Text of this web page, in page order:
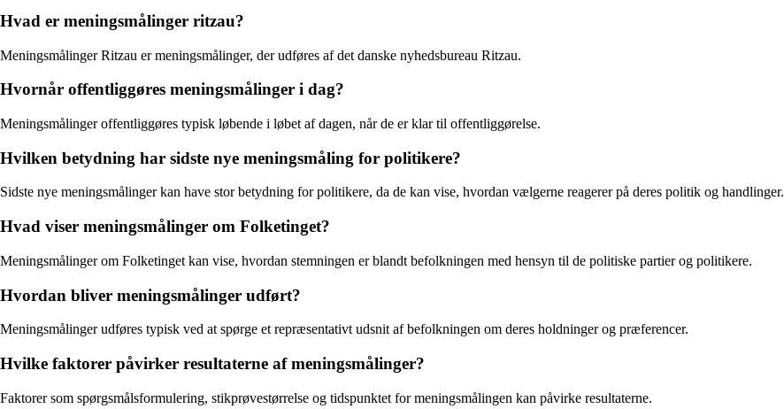
Hvad er meningsmålinger ritzau?
Meningsmålinger Ritzau er meningsmålinger, der udføres af det danske nyhedsbureau Ritzau.
Hvornår offentliggøres meningsmålinger i dag?
Meningsmålinger offentliggøres typisk løbende i løbet af dagen, når de er klar til offentliggørelse.
Hvilken betydning har sidste nye meningsmåling for politikere?
Sidste nye meningsmålinger kan have stor betydning for politikere, da de kan vise, hvordan vælgerne reagerer på deres politik og handlinger.
Hvad viser meningsmålinger om Folketinget?
Meningsmålinger om Folketinget kan vise, hvordan stemningen er blandt befolkningen med hensyn til de politiske partier og politikere.
Hvordan bliver meningsmålinger udført?
Meningsmålinger udføres typisk ved at spørge et repræsentativt udsnit af befolkningen om deres holdninger og præferencer.
Hvilke faktorer påvirker resultaterne af meningsmålinger?
Faktorer som spørgsmålsformulering, stikprøvestørrelse og tidspunktet for meningsmålingen kan påvirke resultaterne.